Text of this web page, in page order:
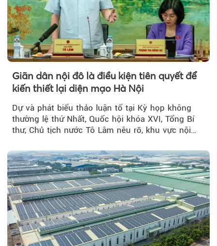
Giãn dân nội đô là điều kiện tiên quyết để
kiến thiết lại diện mạo Hà Nội
Dự và phát biểu thảo luận tổ tại Kỳ họp không
thường lệ thứ Nhất, Quốc hội khóa XVI, Tổng Bí
thư, Chủ tịch nước Tô Lâm nêu rõ, khu vực nội